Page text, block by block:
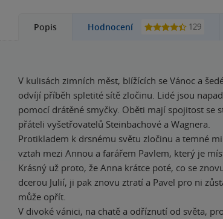
Popis Hodnocení 129
V kulisách zimních měst, blížících se Vánoc a
odvíjí příběh spletité sítě zločinu. Lidé jsou
pomocí drátěné smyčky. Oběti mají spojitost se
přáteli vyšetřovatelů Steinbachové a Wagnera.
Protikladem k drsnému světu zločinu a temné
vztah mezi Annou a farářem Pavlem, který je
Krásný už proto, že Anna krátce poté, co se
dcerou Julií, ji pak znovu ztratí a Pavel pro ni
může opřít.
V divoké vánici, na chatě a odříznutí od světa,